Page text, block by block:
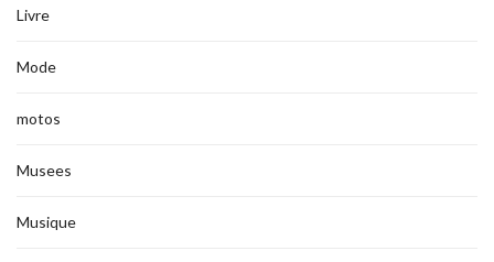
Livre
Mode
motos
Musees
Musique